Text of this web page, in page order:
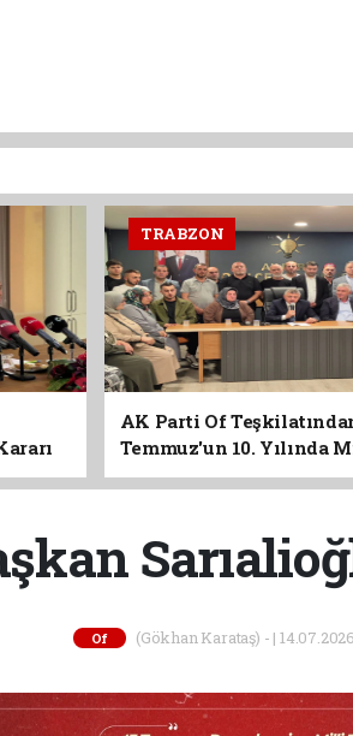
TRABZON
AK Parti Of
Temmuz'un 10. Yılında
Birlik Vurgusu
Of (Gökhan Karataş) - |